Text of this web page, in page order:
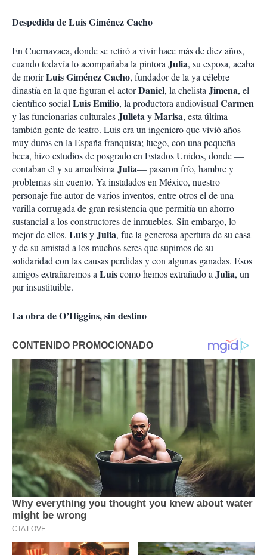
Despedida de Luis Giménez Cacho
En Cuernavaca, donde se retiró a vivir hace más de diez años,
cuando todavía lo acompañaba la pintora Julia, su esposa, acaba
de morirLuis Giménez Cacho, fundador de la ya célebre
dinastía en la que figuran el actorDaniel, la chelista Jimena, el
científico social Luis Emilio, la productora audiovisual Carmen
y las funcionarias culturalesJulietayMarisa, esta última
también gente de teatro. Luis era un ingeniero que vivió años
muy duros en la España franquista; luego, con una pequeña
beca, hizo estudios de posgrado en Estados Unidos, donde —
contaban él y su amadísima Julia— pasaron frío, hambre y
problemas sin cuento. Ya instalados en México, nuestro
personaje fue autor de varios inventos, entre otros el de una
varilla corrugada de gran resistencia que permitía un ahorro
sustancial a los constructores de inmuebles. Sin embargo, lo
mejor de ellos, LuisyJulia, fue la generosa apertura de su casa
y de su amistad a los muchos seres que supimos de su
solidaridad con las causas perdidas y con algunas ganadas. Esos
amigos extrañaremos a Luiscomo hemos extrañado a Julia, un
par insustituible.
La obra de O’Higgins, sin destino